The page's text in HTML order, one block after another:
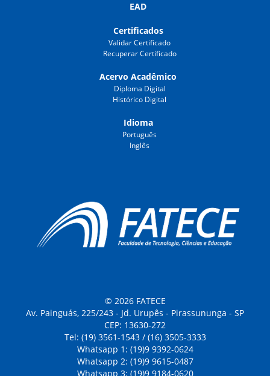
EAD
Certificados
Validar Certificado
Recuperar Certificado
Acervo Acadêmico
Diploma Digital
Histórico Digital
Idioma
Português
Inglês
© 2026 FATECE
Av. Painguás, 225/243 - Jd. Urupês - Pirassununga - SP
CEP: 13630-272
Tel: (19) 3561-1543 / (16) 3505-3333
Whatsapp 1: (19)9 9392-0624
Whatsapp 2: (19)9 9615-0487
Whatsapp 3: (19)9 9184-0620